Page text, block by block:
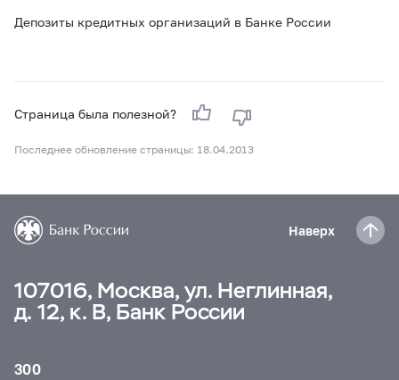
Депозиты кредитных организаций в Банке России
Страница была полезной?
Последнее обновление страницы: 18.04.2013
Наверх
107016, Москва, ул. Неглинная,
д. 12, к. В, Банк России
300